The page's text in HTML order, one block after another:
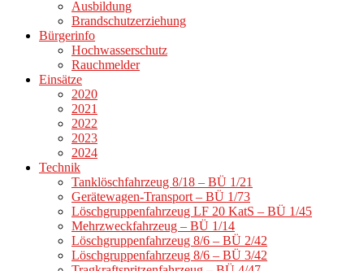
Ausbildung
Brandschutzerziehung
Bürgerinfo
Hochwasserschutz
Rauchmelder
Einsätze
2020
2021
2022
2023
2024
Technik
Tanklöschfahrzeug 8/18 – BÜ 1/21
Gerätewagen-Transport – BÜ 1/73
Löschgruppenfahrzeug LF 20 KatS – BÜ 1/45
Mehrzweckfahrzeug – BÜ 1/14
Löschgruppenfahrzeug 8/6 – BÜ 2/42
Löschgruppenfahrzeug 8/6 – BÜ 3/42